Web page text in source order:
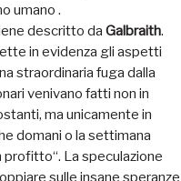
umano .
descritto da Galbraith.
in evidenza gli aspetti
straordinaria fuga dalla
venivano fatti non in
ma unicamente in
domani o la settimana
profitto“. La speculazione
sulle insane speranze